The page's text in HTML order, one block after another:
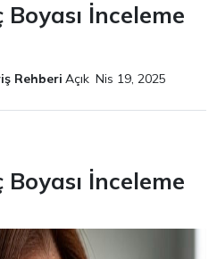
İnceleme
Rehberi Açık Nis 19, 2025
İnceleme